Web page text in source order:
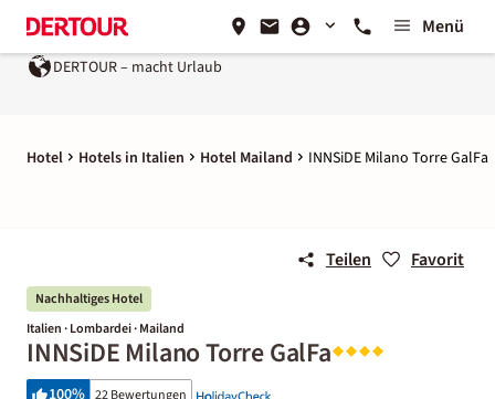
Menü
DERTOUR – macht Urlaub
Hotel Hotels in Italien Hotel Mailand INNSiDE Milano Torre GalFa
Teilen Favorit
Nachhaltiges Hotel
Italien · Lombardei · Mailand
INNSiDE Milano Torre GalFa
100% 22 Bewertungen